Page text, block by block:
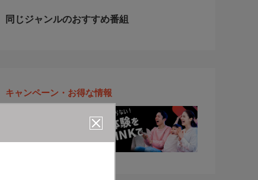
同じジャンルのおすすめ番組
キャンペーン・お得な情報